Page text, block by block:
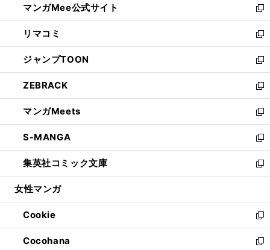
く
ド
ウ
で
開
く
ィ
ン
ド
ウ
で
開
く
い
ウ
ィ
ン
ド
ウ
で
開
く
マンガMee公式サイト
新
し
い
ウ
ィ
ン
ド
ウ
で
開
く
リマコミ
新
し
い
ウ
ィ
ン
ド
ウ
で
開
く
ジャンプTOON
新
し
い
ウ
ィ
ン
ド
ウ
で
開
ZEBRACK
新
し
い
ウ
ィ
ン
ド
ウ
開
く
マンガMeets
新
し
い
ウ
ィ
ン
ウ
で
開
く
S-MANGA
新
し
い
ウ
ン
ド
ウ
で
集英社コミック文庫
新
し
ウ
ィ
ン
ド
女性マンガ
Cookie
新
し
い
Cocohana
新